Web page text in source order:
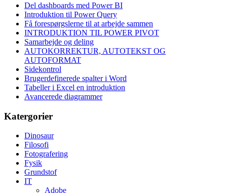
Del dashboards med Power BI
Introduktion til Power Query
Få forespørgslerne til at arbejde sammen
INTRODUKTION TIL POWER PIVOT
Samarbejde og deling
AUTOKORREKTUR, AUTOTEKST OG
AUTOFORMAT
Sidekontrol
Brugerdefinerede spalter i Word
Tabeller i Excel en introduktion
Avancerede diagrammer
Katergorier
Dinosaur
Filosofi
Fotografering
Fysik
Grundstof
IT
Adobe